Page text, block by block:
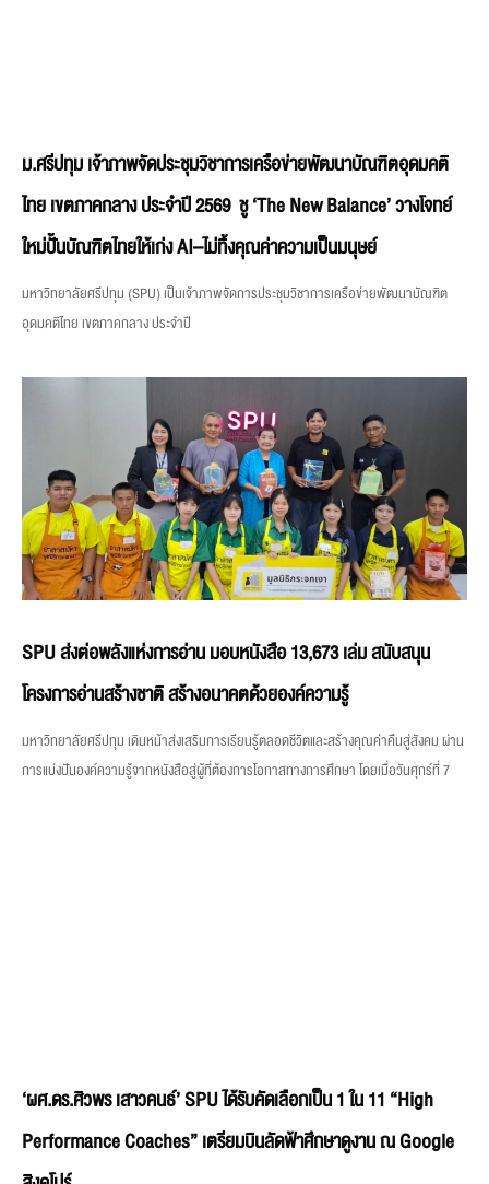
ม.ศรีปทุม เจ้าภาพจัดประชุมวิชาการเครือข่ายพัฒนาบัณฑิตอุดมคติ
ไทย เขตภาคกลาง ประจำปี 2569 ชู ‘The New Balance’ วางโจทย์
ใหม่ปั้นบัณฑิตไทยให้เก่ง AI–ไม่ทิ้งคุณค่าความเป็นมนุษย์
มหาวิทยาลัยศรีปทุม (SPU) เป็นเจ้าภาพจัดการประชุมวิชาการเครือข่ายพัฒนาบัณฑิต
อุดมคติไทย เขตภาคกลาง ประจำปี
SPU ส่งต่อพลังแห่งการอ่าน มอบหนังสือ 13,673 เล่ม สนับสนุน
โครงการอ่านสร้างชาติ สร้างอนาคตด้วยองค์ความรู้
มหาวิทยาลัยศรีปทุม เดินหน้าส่งเสริมการเรียนรู้ตลอดชีวิตและสร้างคุณค่าคืนสู่สังคม ผ่าน
การแบ่งปันองค์ความรู้จากหนังสือสู่ผู้ที่ต้องการโอกาสทางการศึกษา โดยเมื่อวันศุกร์ที่ 7
‘ผศ.ดร.ศิวพร เสาวคนธ์’ SPU ได้รับคัดเลือกเป็น 1 ใน 11 “High
Performance Coaches” เตรียมบินลัดฟ้าศึกษาดูงาน ณ Google